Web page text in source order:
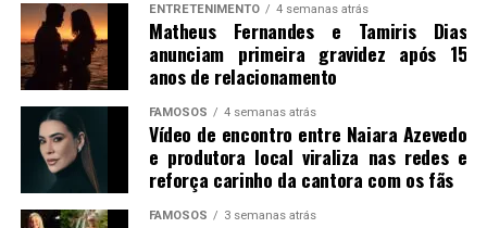
ENTRETENIMENTO 4 semanas atrás
Matheus Fernandes e Tamiris Dias
anunciam primeira gravidez após 15
anos de relacionamento
FAMOSOS 4 semanas atrás
Vídeo de encontro entre Naiara Azevedo
e produtora local viraliza nas redes e
reforça carinho da cantora com os fãs
FAMOSOS 3 semanas atrás